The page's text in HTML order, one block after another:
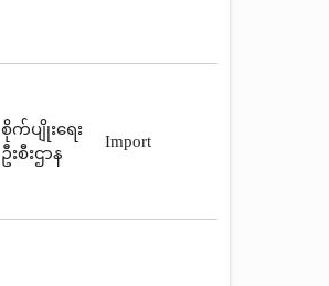
စိုက်ပျိုးရေး
ဦးစီးဌာန
Import